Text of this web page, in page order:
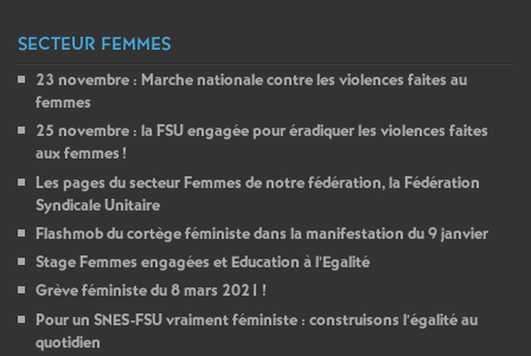
SECTEUR FEMMES
23 novembre : Marche nationale contre les violences faites au
femmes
25 novembre : laFSUengagée pour éradiquer les violences faites
aux femmes !
Les pages du secteur Femmes de notre fédération, la Fédération
Syndicale Unitaire
Flashmob du cortège féministe dans la manifestation du 9 janvier
Stage Femmes engagées et Education à l’Egalité
Grève féministe du 8 mars 2021 !
Pour un SNES-FSUvraiment féministe : construisons l’égalité au
quotidien